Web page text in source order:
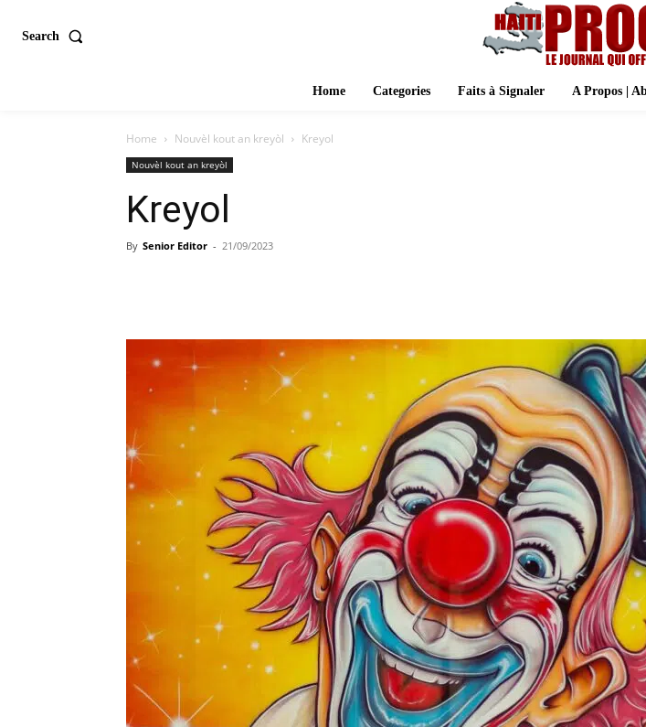
Search
Home Categories Faits à Signaler A Propos |
Home Nouvèl kout an kreyòl Kreyol
Nouvèl kout an kreyòl
Kreyol
By Senior Editor - 21/09/2023